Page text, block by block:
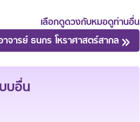
เลือกดูดวงกับหมอดูท่านอื่น
าจารย์ ธนกร โหราศาสตร์สากล
บอื่น